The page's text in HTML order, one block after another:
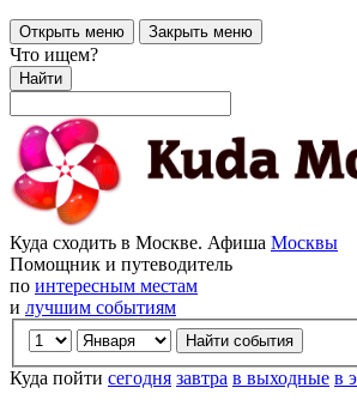
Открыть меню Закрыть меню
Что ищем?
Найти
Куда сходить в Москве. Афиша Москвы
Помощник и путеводитель
по интересным местам
и лучшим событиям
Куда пойти сегодня завтра в выходные в